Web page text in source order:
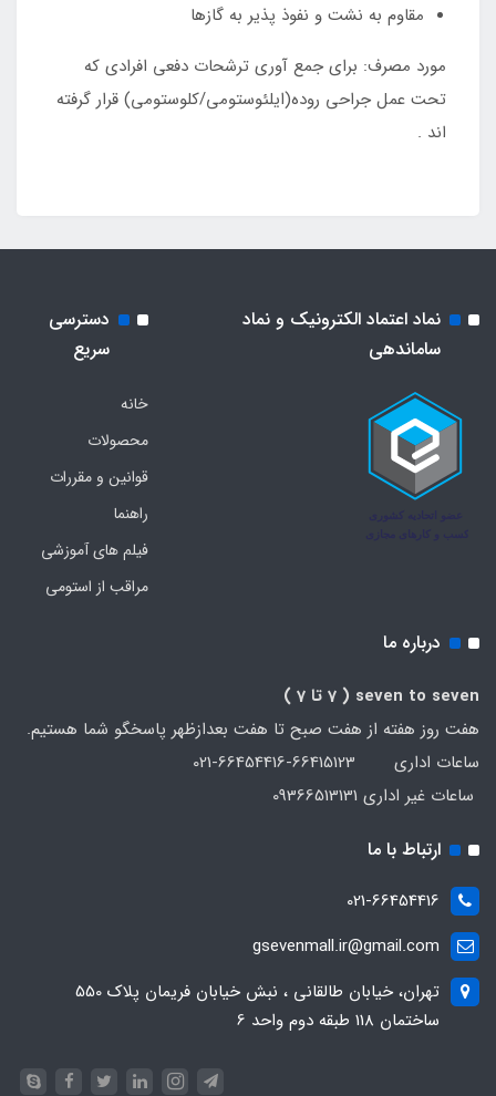
مقاوم به نشت و نفوذ پذیر به گازها
مورد مصرف: برای جمع آوری ترشحات دفعی افرادی که
تحت عمل جراحی روده(ایلئوستومی/کلوستومی) قرار گرفته
اند .
نماد اعتماد الکترونیک و نماد
ساماندهی
دسترسی
سریع
خانه
محصولات
قوانین و مقررات
راهنما
فیلم های آموزشی
مراقب از استومی
درباره ما
seven to seven ( 7 تا 7 )
هفت روز هفته از هفت صبح تا هفت بعدازظهر پاسخگو شما هستیم.
ساعات اداری 66415123-66454416-021
ساعات غیر اداری 09366513131
ارتباط با ما
021-66454416
gsevenmall.ir@gmail.com
تهران، خیابان طالقانی ، نبش خیابان فریمان پلاک 550
ساختمان 118 طبقه دوم واحد 6